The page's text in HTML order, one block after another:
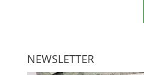
NEWSLETTER